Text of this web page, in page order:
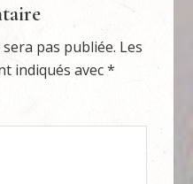
pas publiée. Les
indiqués avec*